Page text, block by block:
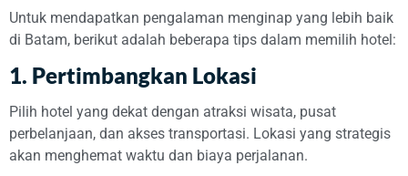
Untuk mendapatkan pengalaman menginap yang lebih baik
di Batam, berikut adalah beberapa tips dalam memilih hotel:
1. Pertimbangkan Lokasi
Pilih hotel yang dekat dengan atraksi wisata, pusat
perbelanjaan, dan akses transportasi. Lokasi yang strategis
akan menghemat waktu dan biaya perjalanan.